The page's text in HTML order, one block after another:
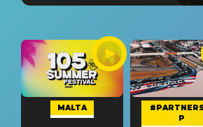
MALTA
P